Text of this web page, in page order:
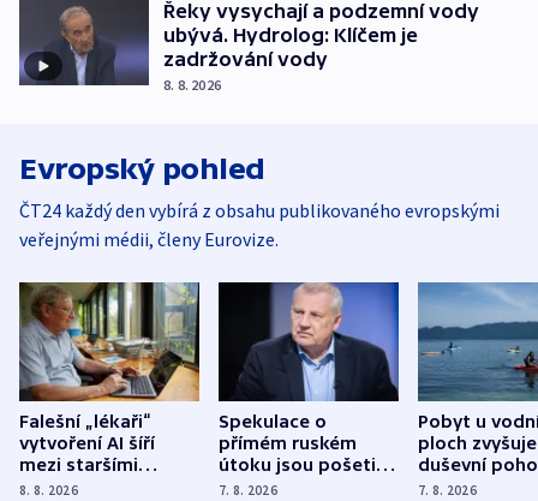
Řeky vysychají a podzemní vody
ubývá. Hydrolog: Klíčem je
zadržování vody
8. 8. 2026
Evropský pohled
ČT24 každý den vybírá z obsahu publikovaného evropskými
veřejnými médii, členy Eurovize.
Falešní „lékaři“
vytvoření AI šíří
mezi staršími
Poláky nebezpečné
8. 8. 2026
Spekulace o
přímém ruském
útoku jsou pošetilé,
míní estonský
7. 8. 2026
Pobyt u
ploch zvyšuje
duševní
ukázala
7. 8. 2026